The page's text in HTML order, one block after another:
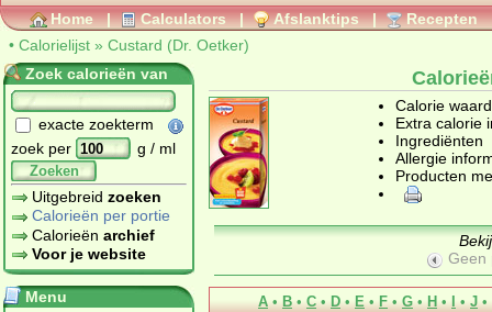
Home | Calculators | Afslanktips | Recepten
• Calorielijst » Custard (Dr. Oetker)
Zoek calorieën van
exacte zoekterm
zoek per
g / ml
Zoeken
Uitgebreid zoeken
Calorieën per portie
Calorieën archief
Voor je website
Menu
Calorie
Extra calorie
Ingrediënten
Allergie
Producten
Geen
A • B • C • D • E • F • G • H • I • J •